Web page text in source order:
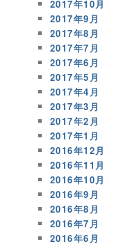
2017年10月
2017年9月
2017年8月
2017年7月
2017年6月
2017年5月
2017年4月
2017年3月
2017年2月
2017年1月
2016年12月
2016年11月
2016年10月
2016年9月
2016年8月
2016年7月
2016年6月